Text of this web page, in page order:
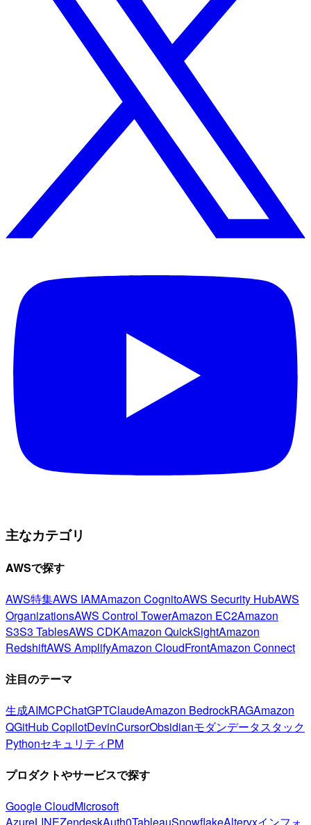
主なカテゴリ
AWSで探す
AWS特集AWS IAMAmazon CognitoAWS Security HubAWS
OrganizationsAWS Control TowerAmazon EC2Amazon
S3S3 TablesAWS CDKAmazon QuickSightAmazon
RedshiftAWS AmplifyAmazon CloudFrontAmazon Connect
注目のテーマ
生成AIMCPChatGPTClaudeAmazon BedrockRAGAmazon
QGitHub CopilotDevinCursorObsidianモダンデータスタック
PythonセキュリティPM
プロダクトやサービスで探す
Google CloudMicrosoft